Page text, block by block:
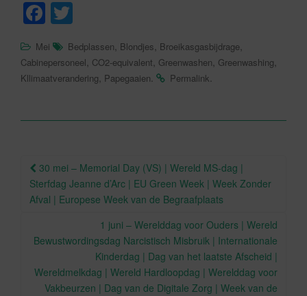
F
c
e
o
k
tt
er
Mei Bedplassen, Blondjes, Broeikasgasbijdrage,
Cabinepersoneel, CO2-equivalent, Greenwashen, Greenwashing,
Kllimaatverandering, Papegaaien. Permalink.
Berichtnavigatie
30 mei – Memorial Day (VS) | Wereld MS-dag |
Sterfdag Jeanne d’Arc | EU Green Week | Week Zonder
Afval | Europese Week van de Begraafplaats
1 juni – Werelddag voor Ouders | Wereld
Bewustwordingsdag Narcistisch Misbruik | Internationale
Kinderdag | Dag van het laatste Afscheid |
Wereldmelkdag | Wereld Hardloopdag | Werelddag voor
Vakbeurzen | Dag van de Digitale Zorg | Week van de